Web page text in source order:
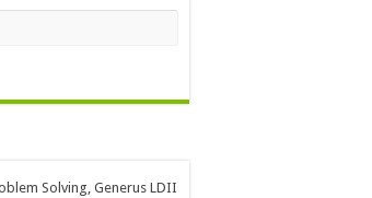
Solving, Generus LDII